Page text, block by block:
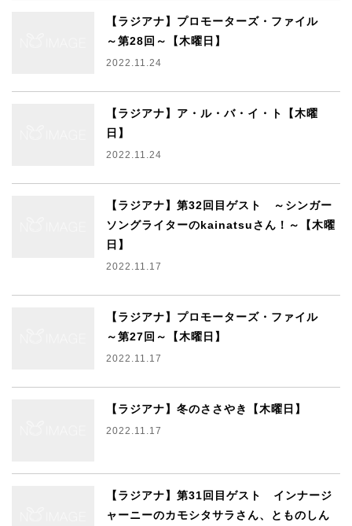
【ラジアナ】プロモーターズ・ファイル
～第28回～【木曜日】
2022.11.24
【ラジアナ】ア・ル・バ・イ・ト【木曜
日】
2022.11.24
【ラジアナ】第32回目ゲスト ～シンガー
ソングライターのkainatsuさん！～【木曜
日】
2022.11.17
【ラジアナ】プロモーターズ・ファイル
～第27回～【木曜日】
2022.11.17
【ラジアナ】冬のささやき【木曜日】
2022.11.17
【ラジアナ】第31回目ゲスト インナージ
ャーニーのカモシタサラさん、とものしん